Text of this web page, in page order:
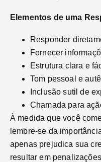
Elementos de uma
Responder
Fornecer
Estrutura clara e
Tom pessoal e
Inclusão sutil de
Chamada para
À medida que você
lembre-se da
apenas prejudica sua
resultar em